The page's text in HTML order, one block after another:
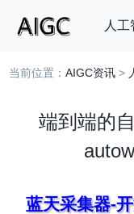
人工
搜索
当前位置：AIGC资讯 >
端到端的
蓝天采集器-